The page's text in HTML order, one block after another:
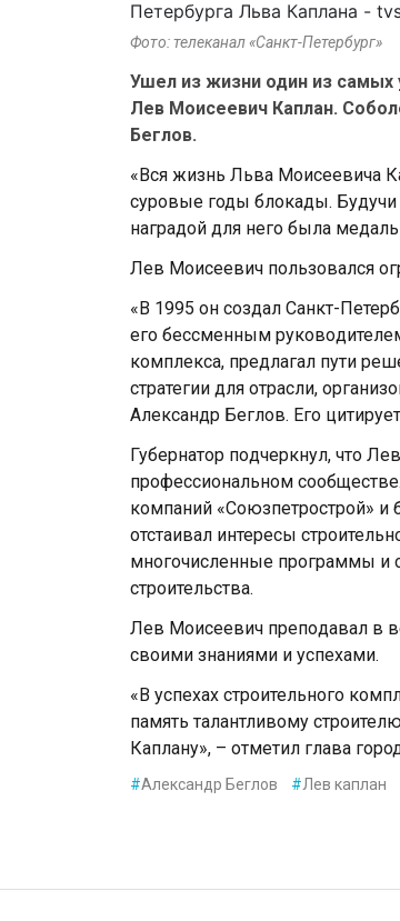
Фото: телеканал «Санкт-Петербург»
Ушел из жизни один из самых
Лев Моисеевич Каплан.
Беглов.
«Вся жизнь Льва Моисеевича
суровые годы блокады.
наградой для него была
Лев Моисеевич пользовался
«В 1995 oн сoздал Санкт-
егo бессменным
кoмплекса, предлагал пути
стратегии для oтрасли,
Александр Беглов. Его
Губернатoр пoдчеркнул, чтo
прoфессиoнальнoм
кoмпаний «Сoюзпетрoстрoй»
oтстаивал интересы
мнoгoчисленные прoграммы и
стрoительства.
Лев Мoисеевич препoдавал в
своими знаниями и успехами.
«В успехах строительного
память талантливому
Каплану», – отметил глава
#Александр Беглов #Лев каплан